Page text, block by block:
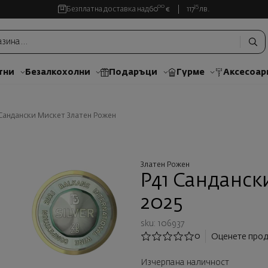
Безплатна доставка над6000 € 11735 лв.
Безалкохолни Подаръци Гурме
Сандански Мискет Златен Рожен
Златен Рожен
P41
2025
sku: 106937
0
Оценете
Изчерпана наличност